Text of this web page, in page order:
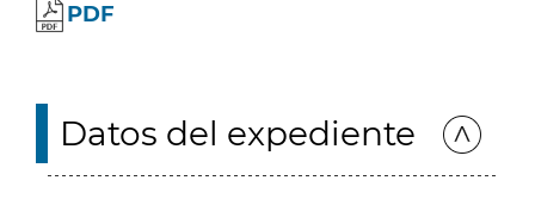
PDF
Datos del expediente